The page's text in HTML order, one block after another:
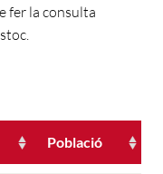
fer la consulta
Població